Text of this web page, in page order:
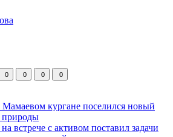
0 0 0 0
кургане поселился новый
природы
встрече с активом поставил задачи